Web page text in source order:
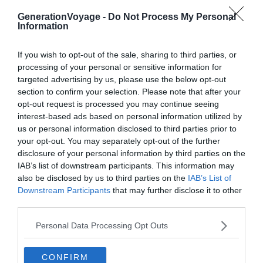
GenerationVoyage - Do Not Process My Personal
Information
If you wish to opt-out of the sale, sharing to third parties, or
processing of your personal or sensitive information for
targeted advertising by us, please use the below opt-out
section to confirm your selection. Please note that after your
opt-out request is processed you may continue seeing
interest-based ads based on personal information utilized by
us or personal information disclosed to third parties prior to
your opt-out. You may separately opt-out of the further
disclosure of your personal information by third parties on the
IAB’s list of downstream participants. This information may
also be disclosed by us to third parties on the IAB’s List of
Downstream Participants that may further disclose it to other
Personal Data Processing Opt Outs
CONFIRM
Crédit photo :
Budget: €€€
Le plus du logement: standing de niveau
supérieur
En plein centre-ville, non loin de la Baie du Prieuré, cet
appartement AirBnB à Dinard est simplement
exceptionnel. Son standing de niveau supérieur ravira les
amateurs de design et d’architecture modernes. Par
ailleurs, la surface du logement est de 65 mètres carrés,